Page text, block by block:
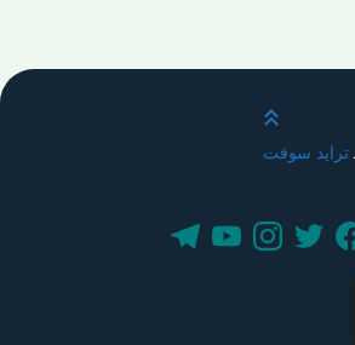
قم بالتمرير لأعلى
ترايد سوفت